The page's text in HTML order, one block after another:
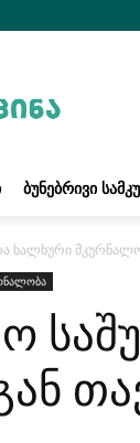
ᲑᲣᲜᲔᲑᲠᲘᲕᲘ
ხალხური